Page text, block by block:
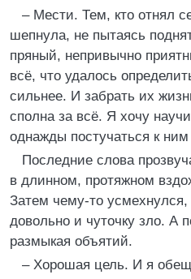
– Мести. Тем, кто отнял
шепнула, не пытаясь
пряный, непривычно
всё, что удалось
сильнее. И забрать их
сполна за всё. Я хочу
однажды постучаться к
Последние слова
в длинном, протяжном
Затем чему-то
довольно и чуточку зло. А
размыкая объятий.
– Хорошая цель. И я